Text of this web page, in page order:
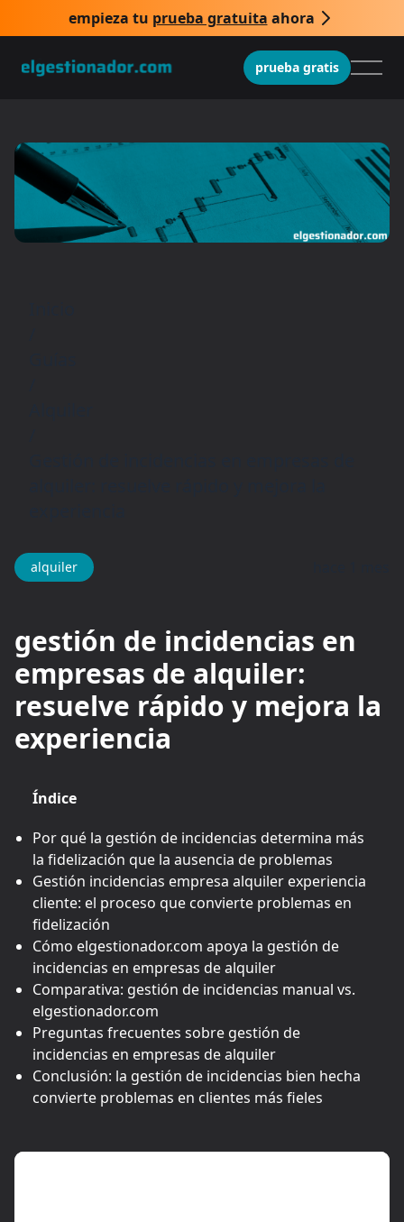
empieza tu prueba gratuita ahora
prueba gratis
alquiler
gestión de incidencias en
empresas de alquiler:
resuelve rápido y mejora la
experiencia
Índice
Por qué la gestión de incidencias determina más
la fidelización que la ausencia de problemas
Gestión incidencias empresa alquiler experiencia
cliente: el proceso que convierte problemas en
fidelización
Cómo elgestionador.com apoya la gestión de
incidencias en empresas de alquiler
Comparativa: gestión de incidencias manual vs.
elgestionador.com
Preguntas frecuentes sobre gestión de
incidencias en empresas de alquiler
Conclusión: la gestión de incidencias bien hecha
convierte problemas en clientes más fieles